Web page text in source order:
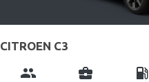
CITROEN C3
group business_center local_gas_station